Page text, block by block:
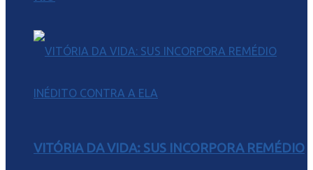
VITÓRIA DA VIDA: SUS INCORPORA REMÉDIO